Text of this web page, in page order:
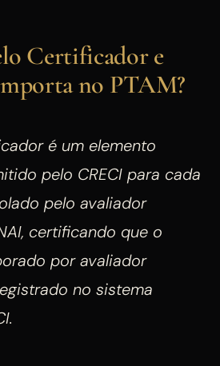
Certificador e
no PTAM?
é um elemento
pelo CRECI para cada
pelo avaliador
certificando que o
por avaliador
no sistema